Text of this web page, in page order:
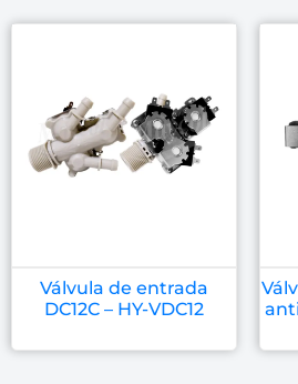
Válvula de entrada
DC12C – HY-VDC12